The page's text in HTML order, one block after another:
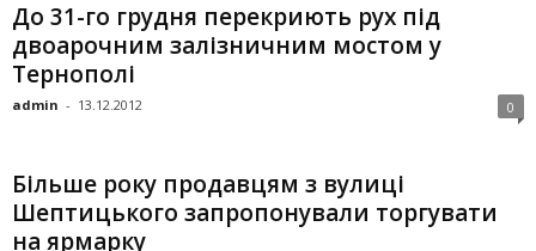
До 31-го грудня перекриють рух під
двоарочним залізничним мостом у
Тернополі
admin - 13.12.2012 0
Більше року продавцям з вулиці
Шептицького запропонували торгувати
на ярмарку